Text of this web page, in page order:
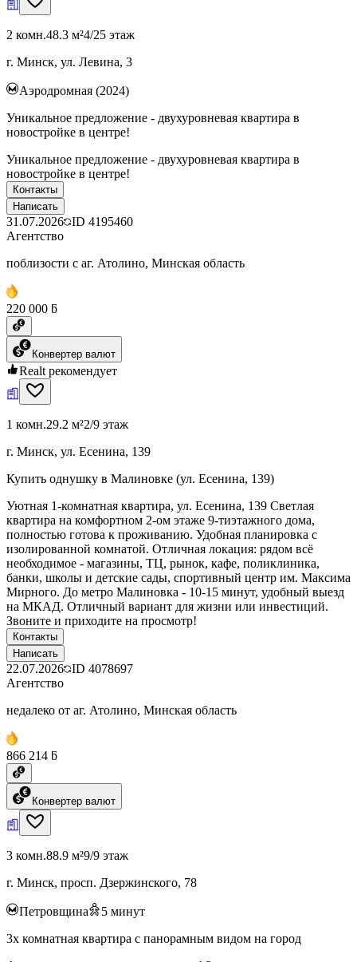
2 комн.48.3 м²4/25 этаж
г. Минск, ул. Левина, 3
Аэродромная (2024)
Уникальное предложение - двухуровневая квартира в
новостройке в центре!
Уникальное предложение - двухуровневая квартира в
новостройке в центре!
Контакты
Написать
31.07.2026 ID 4195460
Агентство
поблизости с аг. Атолино, Минская область
220 000 ƃ
Конвертер валют
Realt рекомендует
1 комн.29.2 м²2/9 этаж
г. Минск, ул. Есенина, 139
Купить однушку в Малиновке (ул. Есенина, 139)
Уютная 1-комнатная квартира, ул. Есенина, 139 Светлая
квартира на комфортном 2-ом этаже 9-тиэтажного дома,
полностью готова к проживанию. Удобная планировка с
изолированной комнатой. Отличная локация: рядом всё
необходимое - магазины, ТЦ, рынок, кафе, поликлиника,
банки, школы и детские сады, спортивный центр им. Максима
Мирного. До метро Малиновка - 10-15 минут, удобный выезд
на МКАД. Отличный вариант для жизни или инвестиций.
Звоните и приходите на просмотр!
Контакты
Написать
22.07.2026 ID 4078697
Агентство
недалеко от аг. Атолино, Минская область
866 214 ƃ
Конвертер валют
3 комн.88.9 м²9/9 этаж
г. Минск, просп. Дзержинского, 78
Петровщина 5 минут
3х комнатная квартира с панорамным видом на город